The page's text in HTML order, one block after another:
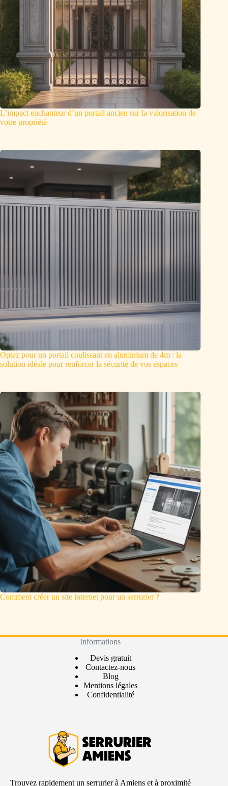
L’impact enchanteur d’un portail ancien sur la valorisation de
votre propriété
Optez pour un portail coulissant en aluminium de 4m : la
solution idéale pour renforcer la sécurité de vos espaces
Comment créer un site internet pour un serrurier ?
Informations
Devis gratuit
Contactez-nous
Blog
Mentions légales
Confidentialité
Trouvez rapidement un serrurier à Amiens et à proximité